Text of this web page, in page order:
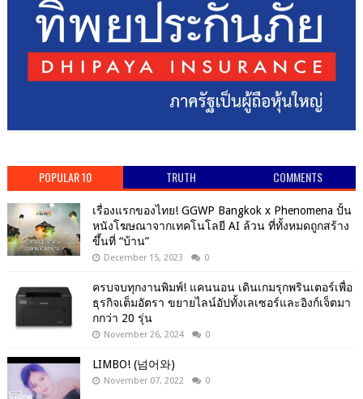
POPULAR 10 TRUTH COMMENTS
เรื่องแรกของไทย! GGWP Bangkok x Phenomena ปั้น
หนังโฆษณาจากเทคโนโลยี AI ล้วน ที่ทั้งหมดถูกสร้าง
ขึ้นที่ “บ้าน”
December 15, 2023 0
ครบจบทุกงานพิมพ์! แคนนอน เดินเกมรุกพรินเตอร์เพื่อ
ธุรกิจเต็มอัตรา ขยายไลน์อัปทั้งเลเซอร์และอิงก์เจ็ตมา
กกว่า 20 รุ่น
November 26, 2024 0
LIMBO! (넘어와)
November 07, 2022 0